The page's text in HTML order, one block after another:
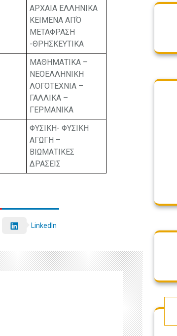
ΑΡΧΑΙΑ ΕΛΛΗΝΙΚΑ
ΚΕΙΜΕΝΑ ΑΠΌ
ΜΕΤΑΦΡΑΣΗ
-ΘΡΗΣΚΕΥΤΙΚΑ
ΜΑΘΗΜΑΤΙΚΑ –
ΝΕΟΕΛΛΗΝΙΚΗ
ΛΟΓΟΤΕΧΝΙΑ –
ΓΑΛΛΙΚΑ –
ΓΕΡΜΑΝΙΚΑ
ΦΥΣΙΚΗ- ΦΥΣΙΚΗ
ΑΓΩΓΗ –
ΒΙΩΜΑΤΙΚΕΣ
ΔΡΑΣΕΙΣ
LinkedIn